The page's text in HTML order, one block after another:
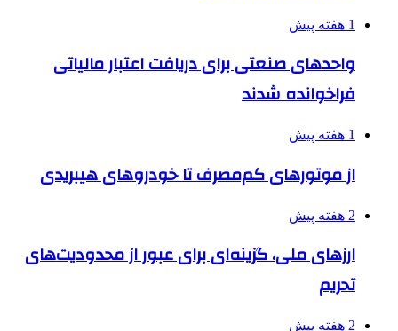
1 هفته پیش
واحدهای صنعتی برای دریافت اعتبار مالیاتی
فراخوانده شدند
1 هفته پیش
از موتورهای کم‌مصرف تا خودروهای هیبریدی
2 هفته پیش
ارزهای ملی، گزینه‌ای برای عبور از محدودیت‌های
تحریم
2 هفته پیش